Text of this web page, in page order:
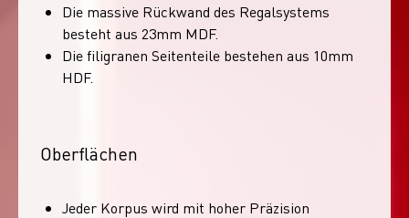
Die massive Rückwand des Regalsystems
besteht aus 23mm MDF.
Die filigranen Seitenteile bestehen aus 10mm
HDF.
Oberflächen
Jeder Korpus wird mit hoher Präzision